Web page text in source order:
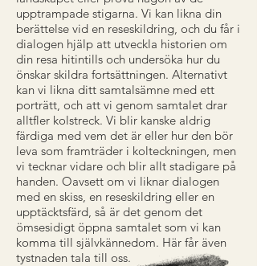
upptrampade stigarna. Vi kan likna din
berättelse vid en reseskildring, och du får i
dialogen hjälp att utveckla historien om
din resa hitintills och undersöka hur du
önskar skildra fortsättningen. Alternativt
kan vi likna ditt samtalsämne med ett
porträtt, och att vi genom samtalet drar
alltfler kolstreck. Vi blir kanske aldrig
färdiga med vem det är eller hur den bör
leva som framträder i kolteckningen, men
vi tecknar vidare och blir allt stadigare på
handen. Oavsett om vi liknar dialogen
med en skiss, en reseskildring eller en
upptäcktsfärd, så är det genom det
ömsesidigt öppna samtalet som vi kan
komma till självkännedom. Här får även
tystnaden tala till oss.